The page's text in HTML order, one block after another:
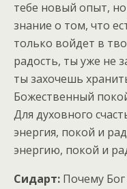
тебе новый опыт,
знание о том, что
только войдет в
радость, ты уже не
ты захочешь
Божественный
Для духовного
энергия, покой и
энергию, покой и
Сидарт: Почему